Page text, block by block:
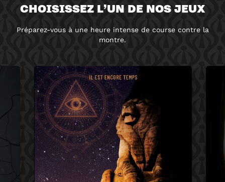
CHOISISSEZ L’UN DE NOS JEUX
Préparez-vous à une heure intense de course contre la
montre.